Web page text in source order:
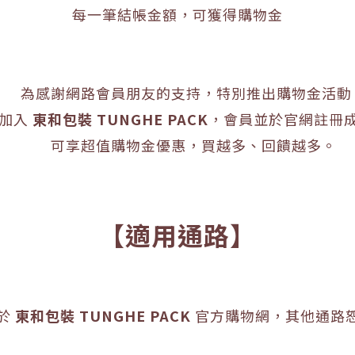
每一筆結帳金額，可獲得購物金
為感謝網路會員朋友的支持，特別推出購物金活
入 東和包裝 TUNGHE PACK ，會員並於官網註冊
可享超值購物金優惠，買越多、回饋越多。
【適用通路】
東和包裝 TUNGHE PACK 官方購物網，其他通路